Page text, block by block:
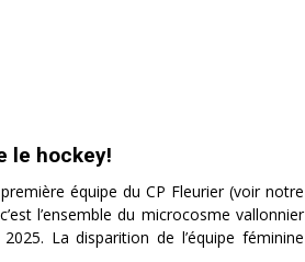
le hockey!
équipe du CP Fleurier (voir notre
l’ensemble du microcosme vallonnier
La disparition de l’équipe féminine